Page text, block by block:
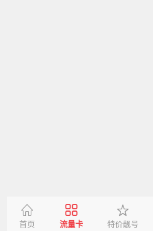
首页 流量卡 特价靓号